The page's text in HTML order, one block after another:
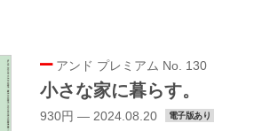
アンド プレミアム No. 130
小さな家に暮らす。
930円 — 2024.08.20 電子版あり